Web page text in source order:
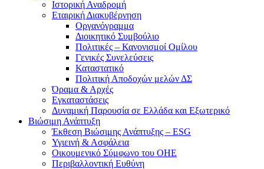
Ιστορική Αναδρομή
Εταιρική Διακυβέρνηση
Οργανόγραμμα
Διοικητικό Συμβούλιο
Πολιτικές – Κανονισμοί Ομίλου
Γενικές Συνελεύσεις
Καταστατικό
Πολιτική Αποδοχών μελών ΔΣ
Όραμα & Αρχές
Εγκαταστάσεις
Δυναμική Παρουσία σε Ελλάδα και Εξωτερικό
Βιώσιμη Ανάπτυξη
Έκθεση Βιώσιμης Ανάπτυξης – ESG
Υγιεινή & Ασφάλεια
Οικουμενικό Σύμφωνο του ΟΗΕ
Περιβαλλοντική Ευθύνη